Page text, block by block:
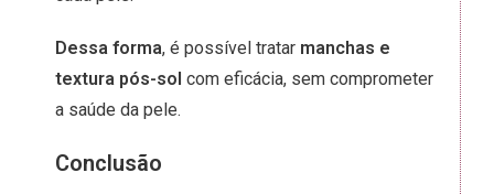
Dessa forma, é possível tratar manchas e
textura pós-sol com eficácia, sem comprometer
a saúde da pele.
Conclusão